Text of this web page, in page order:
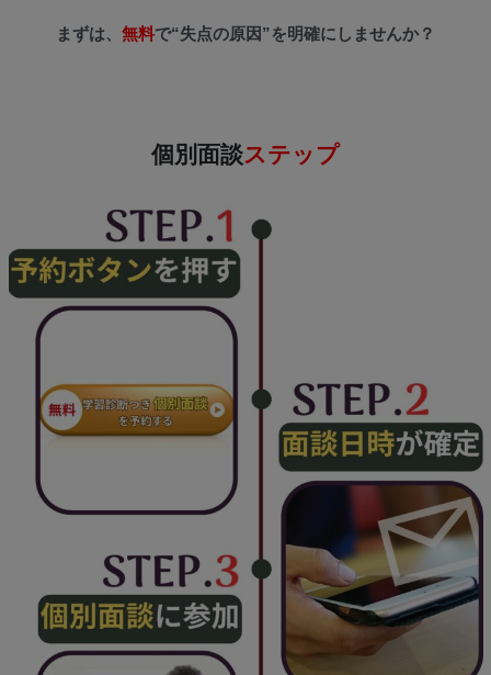
まずは、 無料で“失点の原因”を明確にしませんか？
個別面談ステップ